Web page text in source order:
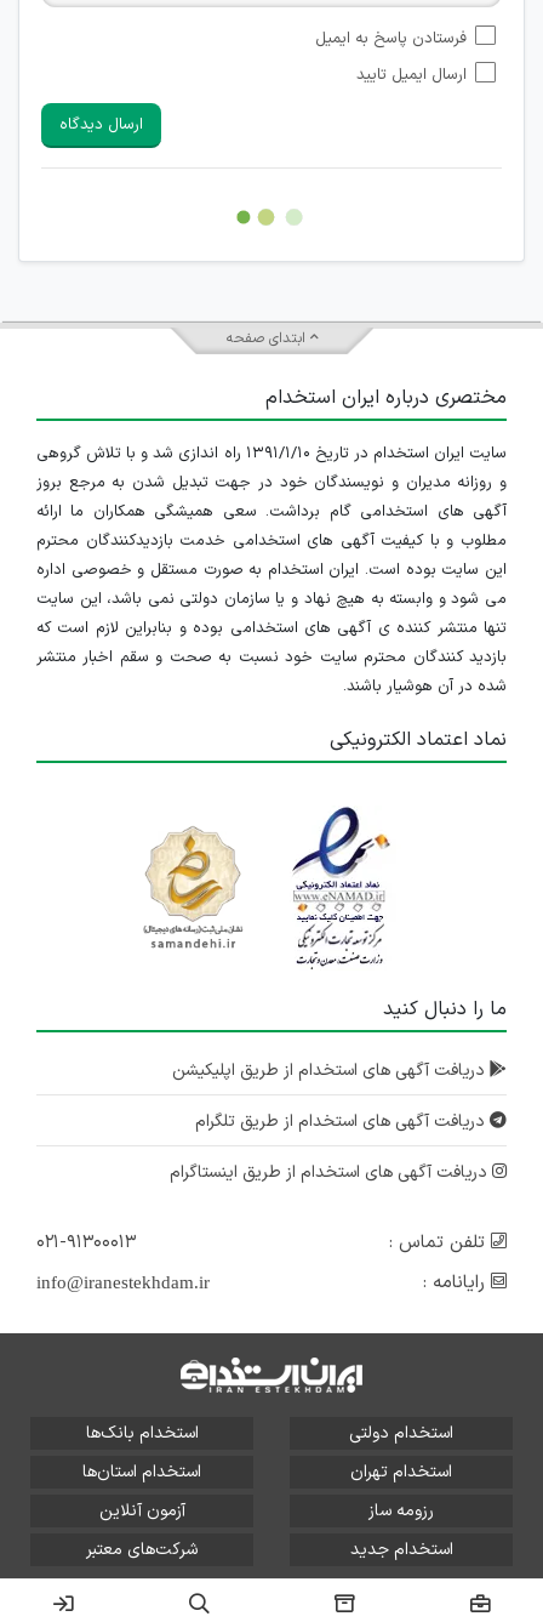
شبکه های مجازی ارتباطی می باشند وجود ندارد.
امکان تأیید نظرات کاربرانی که به هر طریقی قصد مأیوس کردن
هرگونه تحریک، تحقیر و کنایه به سایر افراد (مسئول و غیر مسئول)
غیر مجاز می باشد.
امکان هماهنگی برای هرگونه ملاقات حضوری چه به صورت دسته
فرستادن پاسخ به ایمیل
ارسال ایمیل تایید
ارسال دیدگاه
ابتدای صفحه
مختصری درباره ایران استخدام
سایت ایران استخدام در تاریخ ۱۳۹۱/۱/۱۰ راه اندازی شد و با تلاش گروهی
و روزانه مدیران و نویسندگان خود در جهت تبدیل شدن به مرجع بروز
آگهی های استخدامی گام برداشت. سعی همیشگی همکاران ما ارائه
مطلوب و با کیفیت آگهی های استخدامی خدمت بازدیدکنندگان محترم
این سایت بوده است. ایران استخدام به صورت مستقل و خصوصی اداره
می شود و وابسته به هیچ نهاد و یا سازمان دولتی نمی باشد، این سایت
تنها منتشر کننده ی آگهی های استخدامی بوده و بنابراین لازم است که
بازدید کنندگان محترم سایت خود نسبت به صحت و سقم اخبار منتشر
شده در آن هوشیار باشند.
نماد اعتماد الکترونیکی
ما را دنبال کنید
دریافت آگهی های استخدام از طریق اپلیکیشن
دریافت آگهی های استخدام از طریق تلگرام
دریافت آگهی های استخدام از طریق اینستاگرام
تلفن تماس :
۰۲۱-۹۱۳۰۰۰۱۳
رایانامه :
info@iranestekhdam.ir
استخدام دولتی
استخدام بانک‌ها
استخدام تهران
استخدام استان‌ها
رزومه ساز
آزمون آنلاین
استخدام جدید
شرکت‌های معتبر
تمامی حقوق این سایت برای آلتین سیستم محفوظ است و هر
گونه سوءاستفاده از آن پیگرد قانونی دارد.